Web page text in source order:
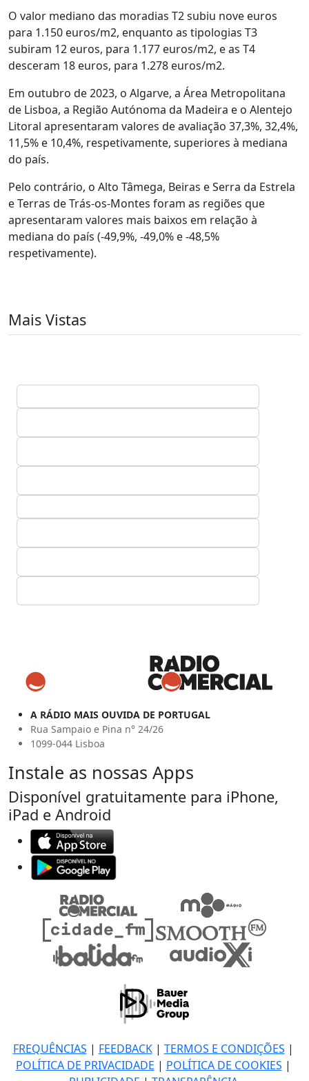
O valor mediano das moradias T2 subiu nove euros
para 1.150 euros/m2, enquanto as tipologias T3
subiram 12 euros, para 1.177 euros/m2, e as T4
desceram 18 euros, para 1.278 euros/m2.
Em outubro de 2023, o Algarve, a Área Metropolitana
de Lisboa, a Região Autónoma da Madeira e o Alentejo
Litoral apresentaram valores de avaliação 37,3%, 32,4%,
11,5% e 10,4%, respetivamente, superiores à mediana
do país.
Pelo contrário, o Alto Tâmega, Beiras e Serra da Estrela
e Terras de Trás-os-Montes foram as regiões que
apresentaram valores mais baixos em relação à
mediana do país (-49,9%, -49,0% e -48,5%
respetivamente).
Mais Vistas
A RÁDIO MAIS OUVIDA DE PORTUGAL
Rua Sampaio e Pina n° 24/26
1099-044 Lisboa
Instale as nossas Apps
Disponível gratuitamente para iPhone,
iPad e Android
FREQUÊNCIAS | FEEDBACK| TERMOS E CONDIÇÕES |
POLÍTICA DE PRIVACIDADE | POLÍTICA DE COOKIES |